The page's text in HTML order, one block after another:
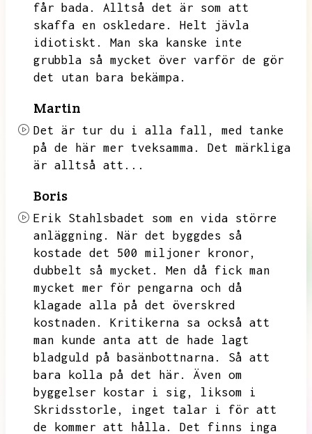
får bada.
Alltså det är som att
skaffa en oskledare.
Helt jävla
idiotiskt.
Man ska kanske inte
grubbla så mycket över varför de gör
det utan bara bekämpa.
Martin
Det är tur du i alla fall,
med tanke
på de här mer tveksamma.
Det märkliga
är alltså att...
Boris
Erik Stahlsbadet som en vida större
anläggning.
När det byggdes så
kostade det 500 miljoner kronor,
dubbelt så mycket.
Men då fick man
mycket mer för pengarna och då
klagade alla på det överskred
kostnaden.
Kritikerna sa också att
man kunde anta att de hade lagt
bladguld på basänbottnarna.
Så att
bara kolla på det här.
Även om
byggelser kostar i sig,
liksom i
Skridsstorle,
inget talar i för att
de kommer att hålla.
Det finns inga